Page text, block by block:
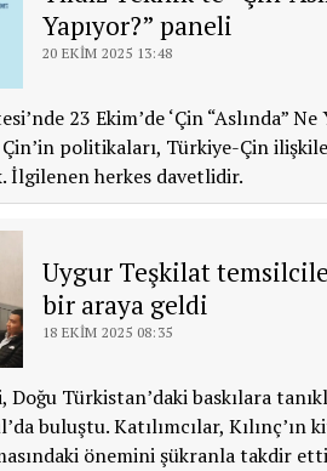
Yapıyor?” paneli
20 EKIM 2025 13:48
23 Ekim’de ‘Çin “Aslında” Ne
politikaları, Türkiye-Çin
İlgilenen herkes davetlidir.
Uygur Teşkilat
bir araya geldi
18 EKIM 2025 08:35
Türkistan’daki baskılara
buluştu. Katılımcılar, Kılınç’ın
önemini şükranla takdir